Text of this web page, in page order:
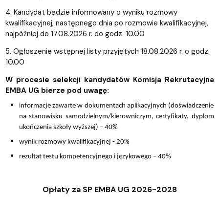
4. Kandydat będzie informowany o wyniku rozmowy
kwalifikacyjnej, następnego dnia po rozmowie kwalifikacyjnej,
najpóźniej do 17.08.2026 r. do godz. 10.00
5. Ogłoszenie wstępnej listy przyjętych 18.08.2026 r. o godz.
10.00
W procesie selekcji kandydatów Komisja Rekrutacyjna
EMBA UG bierze pod uwagę:
informacje zawarte w dokumentach aplikacyjnych (doświadczenie
na stanowisku samodzielnym/kierowniczym, certyfikaty, dyplom
ukończenia szkoły wyższej) – 40%
wynik rozmowy kwalifikacyjnej - 20%
rezultat testu kompetencyjnego i językowego – 40%
Opłaty za SP EMBA UG 2026-2028